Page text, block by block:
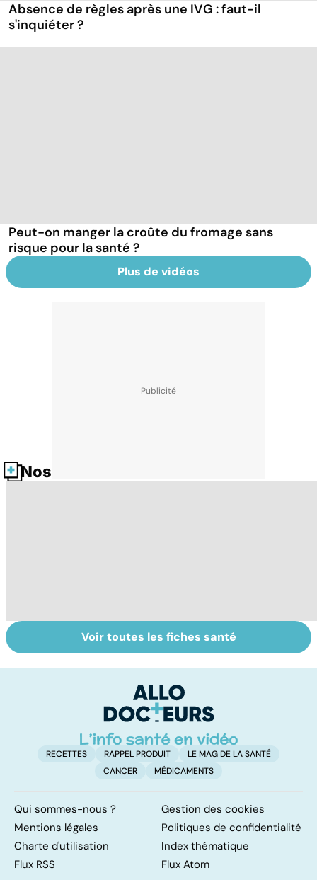
Absence de règles après une IVG : faut-il
s'inquiéter ?
Peut-on manger la croûte du fromage sans
risque pour la santé ?
Plus de vidéos
Nos fiches santé
Gynéco : un suivi
pour la vie
Sexualité,
infertilité et
étroits
Voir toutes les fiches santé
RECETTES RAPPEL PRODUIT
LE MAG DE LA SANTÉ
CANCER
MÉDICAMENTS
Qui sommes-nous ?
Gestion des cookies
Mentions légales
Politiques de confidentialité
Charte d'utilisation
Index thématique
Flux RSS
Flux Atom